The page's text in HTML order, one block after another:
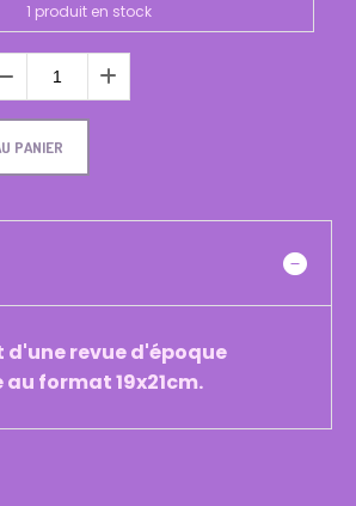
1 produit en stock
PANIER
d'une revue d'époque
format 19x21cm.